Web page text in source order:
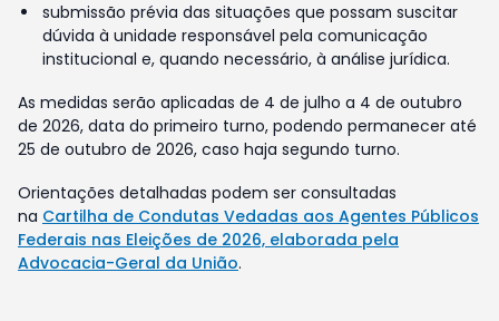
submissão prévia das situações que possam suscitar
dúvida à unidade responsável pela comunicação
institucional e, quando necessário, à análise jurídica.
As medidas serão aplicadas de 4 de julho a 4 de outubro
de 2026, data do primeiro turno, podendo permanecer até
25 de outubro de 2026, caso haja segundo turno.
Orientações detalhadas podem ser consultadas
na Cartilha de Condutas Vedadas aos Agentes Públicos
Federais nas Eleições de 2026, elaborada pela
Advocacia-Geral da União.